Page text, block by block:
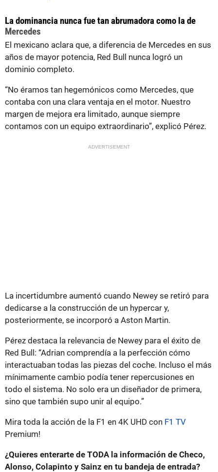
La dominancia nunca fue tan abrumadora como la de
Mercedes
El mexicano aclara que, a diferencia de Mercedes en sus
años de mayor potencia, Red Bull nunca logró un
dominio completo.
“No éramos tan hegemónicos como Mercedes, que
contaba con una clara ventaja en el motor. Nuestro
margen de mejora era limitado, aunque siempre
contamos con un equipo extraordinario”, explicó Pérez.
ADVERTISEMENT
La incertidumbre aumentó cuando Newey se retiró para
dedicarse a la construcción de un hypercar y,
posteriormente, se incorporó a Aston Martin.
Pérez destaca la relevancia de Newey para el éxito de
Red Bull: “Adrian comprendía a la perfección cómo
interactuaban todas las piezas del coche. Incluso el más
mínimamente cambio podía tener repercusiones en
todo el sistema. No solo era un diseñador de primera,
sino que también supo unir al equipo.”
Mira toda la acción de la F1 en 4K UHD con F1 TV
Premium!
¿Quieres enterarte de TODA la información de Checo,
Alonso, Colapinto y Sainz en tu bandeja de entrada?